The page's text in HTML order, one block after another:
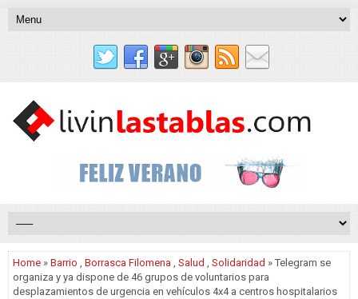
Home » Barrio , Borrasca Filomena , Salud , Solidaridad » Telegram se
organiza y ya dispone de 46 grupos de voluntarios para
desplazamientos de urgencia en vehículos 4x4 a centros hospitalarios